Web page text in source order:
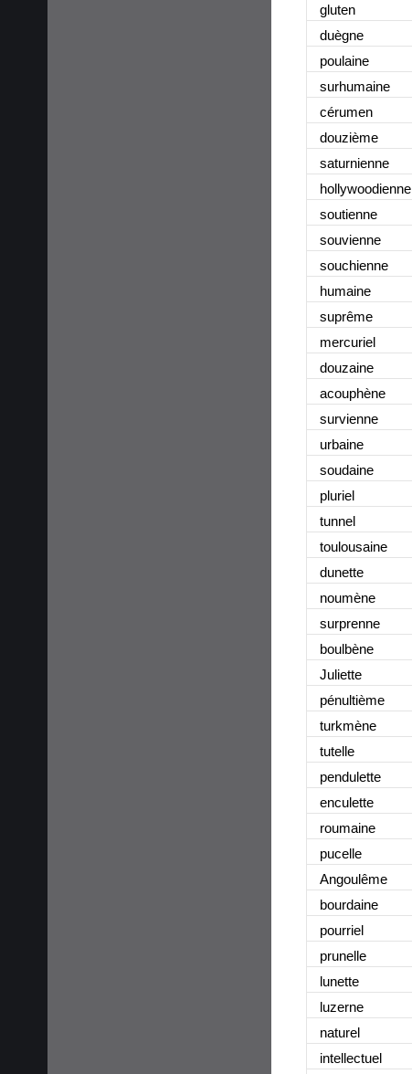
gluten
duègne
poulaine
surhumaine
cérumen
douzième
saturnienne
hollywoodienne
soutienne
souvienne
souchienne
humaine
suprême
mercuriel
douzaine
acouphène
survienne
urbaine
soudaine
pluriel
tunnel
toulousaine
dunette
noumène
surprenne
boulbène
Juliette
pénultième
turkmène
tutelle
pendulette
enculette
roumaine
pucelle
Angoulême
bourdaine
pourriel
prunelle
lunette
luzerne
naturel
intellectuel